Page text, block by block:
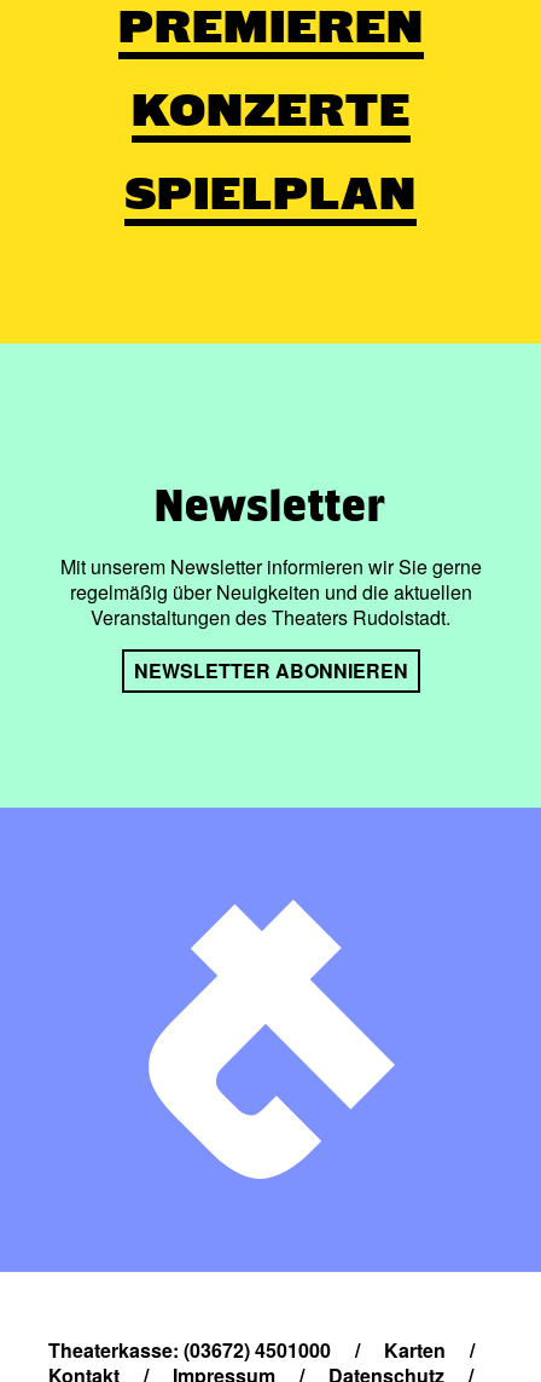
PREMIEREN
KONZERTE
SPIELPLAN
Newsletter
Mit unserem Newsletter informieren wir Sie gerne
regelmäßig über Neuigkeiten und die aktuellen
Veranstaltungen des Theaters Rudolstadt.
NEWSLETTER ABONNIEREN
Theaterkasse: (03672) 4501000 / Karten
/
Kontakt
/ Impressum / Datenschutz /